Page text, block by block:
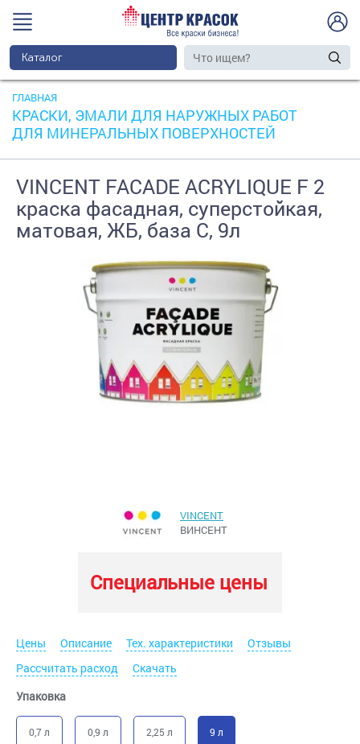
Каталог
ГЛАВНАЯ
КРАСКИ, ЭМАЛИ ДЛЯ НАРУЖНЫХ РАБОТ
ДЛЯ МИНЕРАЛЬНЫХ ПОВЕРХНОСТЕЙ
VINCENT FACADE ACRYLIQUE F 2
краска фасадная, суперстойкая,
матовая, ЖБ, база С, 9л
VINCENT
ВИНСЕНТ
Специальные цены
Цены Описание Тех. характеристики
Отзывы
Рассчитать расход
Скачать
Упаковка
0,7 л 0,9 л 2,25 л 9 л